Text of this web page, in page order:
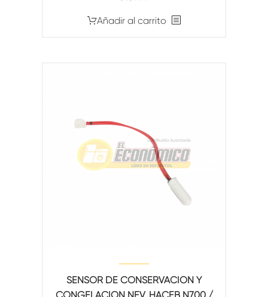
Añadir al carrito
SENSOR DE CONSERVACION Y